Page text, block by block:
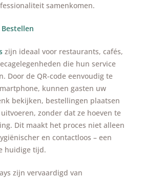
samenkomen.
zijn ideaal voor restaurants, cafés,
die hun service
Door de QR-code eenvoudig te
kunnen gasten uw
bekijken, bestellingen plaatsen
zonder dat ze hoeven te
Dit maakt het proces niet alleen
en contactloos – een
huidige tijd.
zijn vervaardigd van